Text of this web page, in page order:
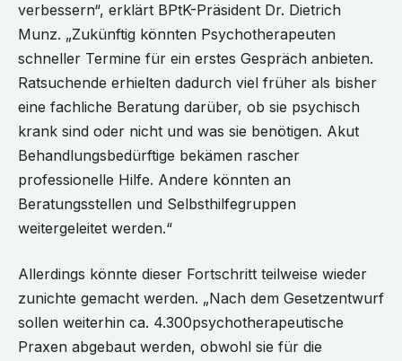
verbessern“, erklärt BPtK-Präsident Dr. Dietrich
Munz. „Zukünftig könnten Psychotherapeuten
schneller Termine für ein erstes Gespräch anbieten.
Ratsuchende erhielten dadurch viel früher als bisher
eine fachliche Beratung darüber, ob sie psychisch
krank sind oder nicht und was sie benötigen. Akut
Behandlungsbedürftige bekämen rascher
professionelle Hilfe. Andere könnten an
Beratungsstellen und Selbsthilfegruppen
weitergeleitet werden.“
Allerdings könnte dieser Fortschritt teilweise wieder
zunichte gemacht werden. „Nach dem Gesetzentwurf
sollen weiterhin ca. 4.300psychotherapeutische
Praxen abgebaut werden, obwohl sie für die